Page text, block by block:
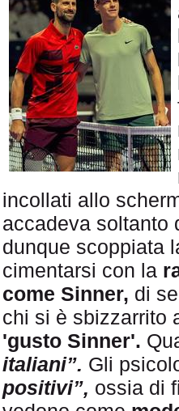
incollati allo
accadeva
dunque scoppiata
cimentarsi con la
come Sinner, di
chi si è sbizzarrito
'gusto Sinner'.
italiani”. Gli
positivi”, ossia di